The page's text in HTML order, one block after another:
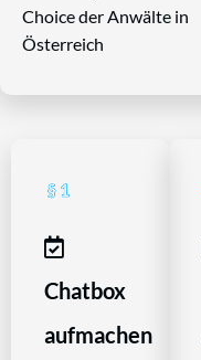
Choice der Anwälte in
Österreich
Chatbox
aufmachen